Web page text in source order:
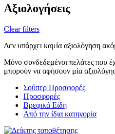
Αξιολογήσεις
Clear filters
Δεν υπάρχει καμία αξιολόγηση
Μόνο συνδεδεμένοι πελάτες που
μπορούν να αφήσουν μία
Σούπερ Προσφορές
Προσφορές
Βρεφικά Είδη
Από την ίδια κατηγορία